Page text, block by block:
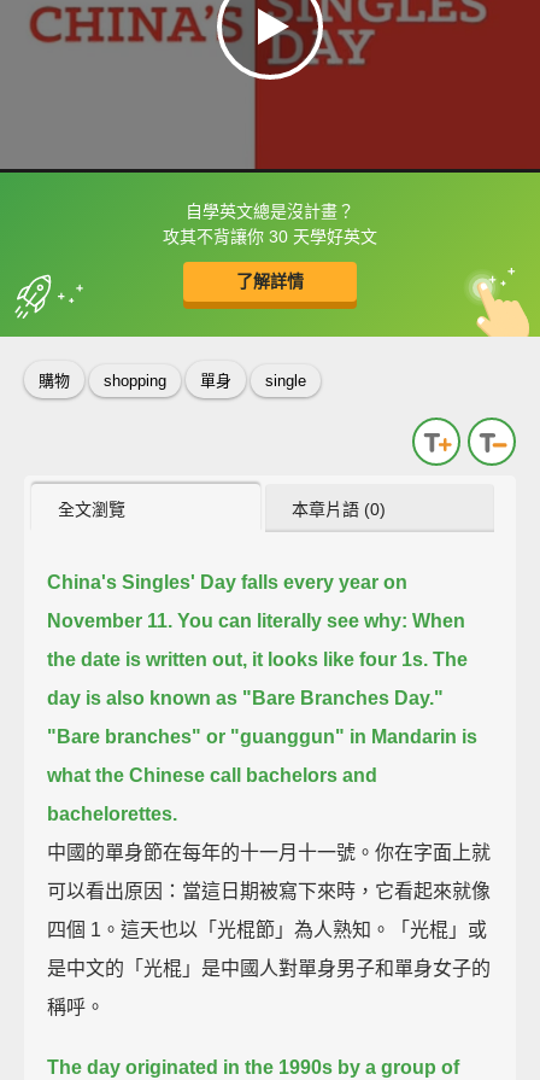
自學英文總是沒計畫？
攻其不背讓你 30 天學好英文
了解詳情
框選或點兩下字幕可以直接查字典喔！
收錄佳句 中
英
購物 shopping 單身 single
全文瀏覽 本章片語 (0)
China's Singles' Day falls every year on
November 11. You can literally see why: When
the date is written out, it looks like four 1s. The
day is also known as "Bare Branches Day."
"Bare branches" or "guanggun" in Mandarin is
what the Chinese call bachelors and
bachelorettes.
中國的單身節在每年的十一月十一號。你在字面上就
可以看出原因：當這日期被寫下來時，它看起來就像
四個 1。這天也以「光棍節」為人熟知。「光棍」或
是中文的「光棍」是中國人對單身男子和單身女子的
稱呼。
The day originated in the 1990s by a group of